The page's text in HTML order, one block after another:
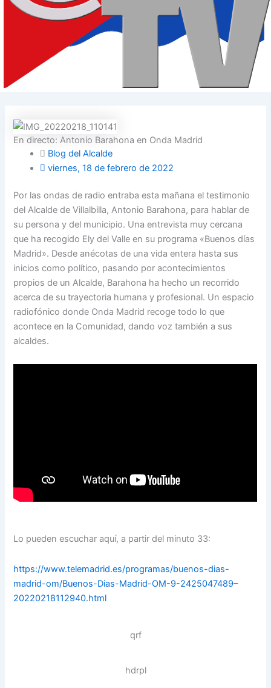
En directo: Antonio Barahona en Onda Madrid
Blog del Alcalde
viernes, 18 de febrero de 2022
Por las ondas de radio entraba esta mañana el testimonio
del Alcalde de Villalbilla, Antonio Barahona, para hablar de
su persona y del municipio. Una entrevista muy cercana
que ha recogido Ely del Valle en su programa «Buenos días
Madrid». Desde anécotas de una vida entera hasta sus
inicios como político, pasando por acontecimientos
propios de un Alcalde, Barahona ha hecho un recorrido
acerca de su trayectoria humana y profesional. Un espacio
radiofónico donde Onda Madrid recoge todo lo que
acontece en la Comunidad, dando voz también a sus
alcaldes.
Lo pueden escuchar aquí, a partir del minuto 33:
https://www.telemadrid.es/programas/buenos-dias-
madrid-om/Buenos-Dias-Madrid-OM-9-2425047489–
20220218112940.html
qrf
hdrpl